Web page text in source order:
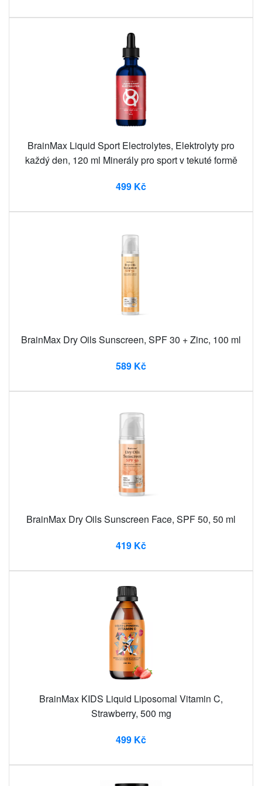
BrainMax Liquid Sport Electrolytes, Elektrolyty pro
každý den, 120 ml Minerály pro sport v tekuté formě
499 Kč
BrainMax Dry Oils Sunscreen, SPF 30 + Zinc, 100 ml
589 Kč
BrainMax Dry Oils Sunscreen Face, SPF 50, 50 ml
419 Kč
BrainMax KIDS Liquid Liposomal Vitamin C,
Strawberry, 500 mg
499 Kč